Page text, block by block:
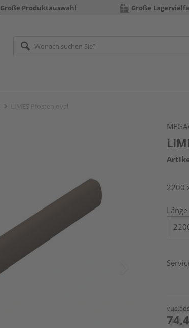
Große Produktauswahl Große
2200
Länge